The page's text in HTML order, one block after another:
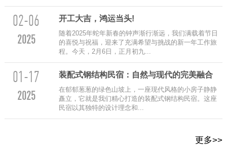
02-06
2025
‌开工大吉，鸿运当头!
随着2025年蛇年新春的钟声渐行渐远，我们满载着节日
的喜悦与祝福，迎来了充满希望与挑战的新一年工作旅
程。今天，2月6日，正月初九...
01-17
2025
装配式钢结构民宿：自然与现代的完美融合
在郁郁葱葱的绿色山坡上，一座现代风格的小房子静静
矗立，它就是我们精心打造的装配式钢结构民宿。这座
民宿以其独特的设计理念和...
更多>>